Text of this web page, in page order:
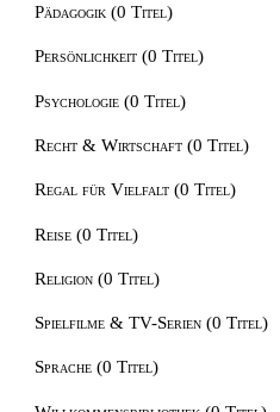
Pädagogik (0 Titel)
Persönlichkeit (0 Titel)
Psychologie (0 Titel)
Recht & Wirtschaft (0 Titel)
Regal für Vielfalt (0 Titel)
Reise (0 Titel)
Religion (0 Titel)
Spielfilme & TV-Serien (0 Titel)
Sprache (0 Titel)